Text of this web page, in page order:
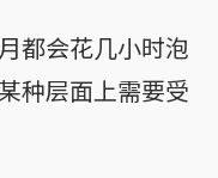
都会花几小时泡
种层面上需要受